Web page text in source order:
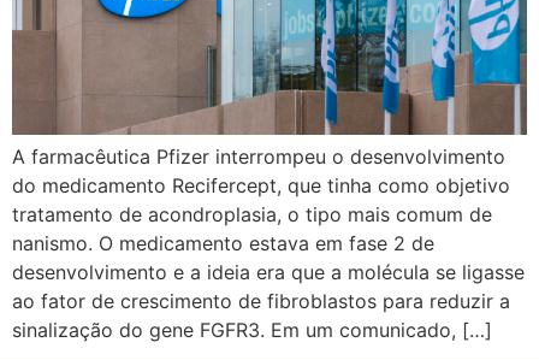
A farmacêutica Pfizer interrompeu o desenvolvimento
do medicamento Recifercept, que tinha como objetivo
tratamento de acondroplasia, o tipo mais comum de
nanismo. O medicamento estava em fase 2 de
desenvolvimento e a ideia era que a molécula se ligasse
ao fator de crescimento de fibroblastos para reduzir a
sinalização do gene FGFR3. Em um comunicado, […]